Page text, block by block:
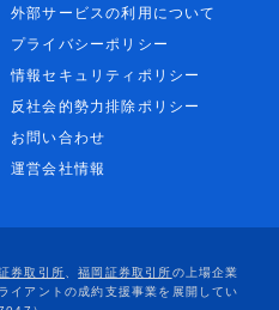
外部サービスの利用について
プライバシーポリシー
情報セキュリティポリシー
反社会的勢力排除ポリシー
お問い合わせ
運営会社情報